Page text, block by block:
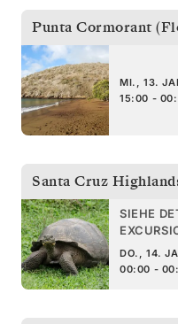
Punta Cormorant
MI., 13.
15:00 -
Santa Cruz
SIEHE
DO., 14.
00:00 -